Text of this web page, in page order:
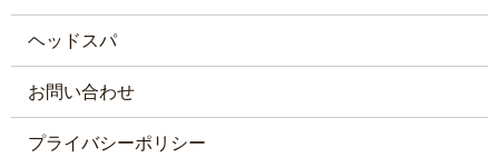
ヘッドスパ
お問い合わせ
プライバシーポリシー